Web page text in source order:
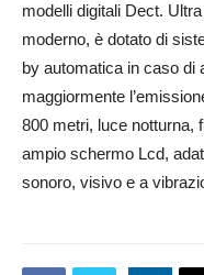
modelli digitali Dect.
moderno, è dotato di
by automatica in caso di
maggiormente
800 metri, luce notturna,
ampio schermo Lcd,
sonoro, visivo e a